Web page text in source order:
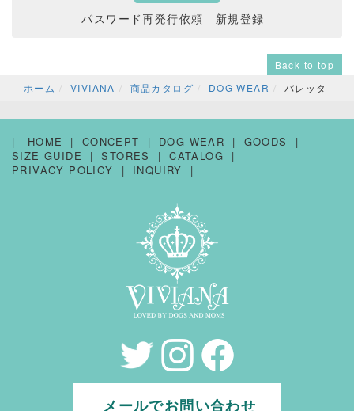
パスワード再発行依頼 新規登録
Back to top
ホーム
VIVIANA 商品カタログ DOG WEAR バレッタ
HOME CONCEPT DOG WEAR
GOODS
SIZE GUIDE
STORES
CATALOG
PRIVACY POLICY
INQUIRY
メールでお問い合わせ